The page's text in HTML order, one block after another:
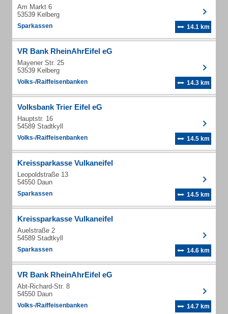
Am Markt 6
53539 Kelberg
Sparkassen 14.1 km
VR Bank RheinAhrEifel eG
Mayener Str. 25
53539 Kelberg
Volks-/Raiffeisenbanken 14.3 km
Volksbank Trier Eifel eG
Hauptstr. 16
54589 Stadtkyll
Volks-/Raiffeisenbanken 14.5 km
Kreissparkasse Vulkaneifel
Leopoldstraße 13
54550 Daun
Sparkassen 14.5 km
Kreissparkasse Vulkaneifel
Auelstraße 2
54589 Stadtkyll
Sparkassen 14.6 km
VR Bank RheinAhrEifel eG
Abt-Richard-Str. 8
54550 Daun
Volks-/Raiffeisenbanken 14.7 km